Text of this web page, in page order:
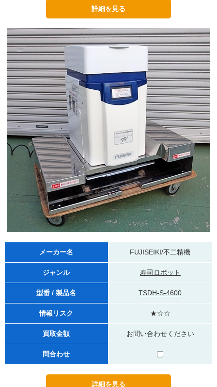
メーカー名 FUJISEIKI/不二精機
ジャンル 寿司ロボット
型番 / 製品名 TSDH-S-4600
情報リスク ★☆☆
買取金額 お問い合わせください
問合わせ